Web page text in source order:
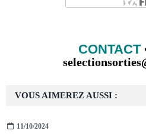
VOUS AIMEREZ AUSSI :
11/10/2024
CONTACT